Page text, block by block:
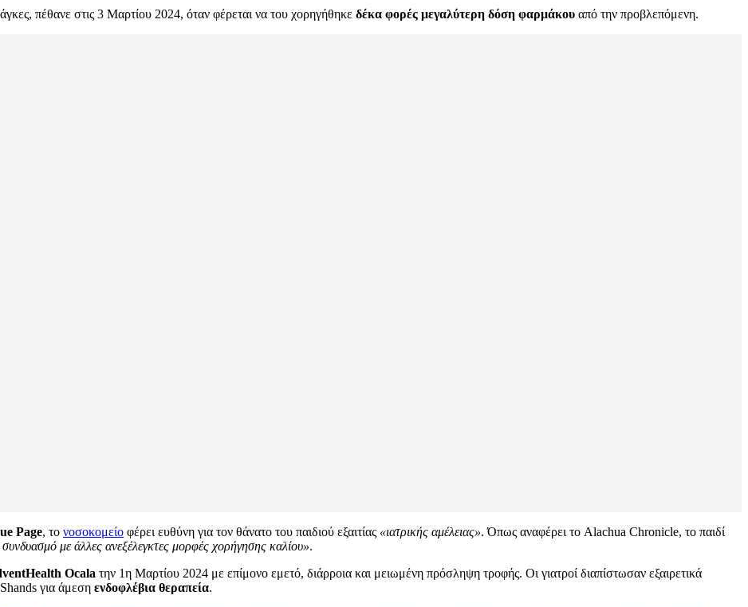
πέθανε στις 3 Μαρτίου 2024, όταν φέρεται να του χορηγήθηκε δέκα φορές μεγαλύτερη δόση φαρμάκου από την προβλεπόμενη.
Page, το νοσοκομείο φέρει ευθύνη για τον θάνατο του παιδιού εξαιτίας «ιατρικής αμέλειας». Όπως αναφέρει το Alachua Chronicle, το παιδί
με άλλες ανεξέλεγκτες μορφές χορήγησης καλίου».
Ocala την 1η Μαρτίου 2024 με επίμονο εμετό, διάρροια και μειωμένη πρόσληψη τροφής. Οι γιατροί διαπίστωσαν εξαιρετικά
για άμεση ενδοφλέβια θεραπεία.